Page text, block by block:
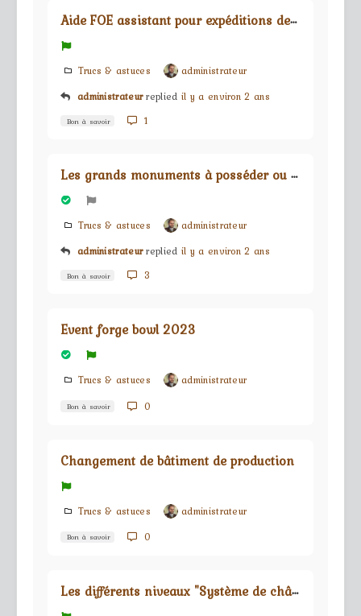
A
ide FOE assistant pour expéditions de guilde
Trucs & astuces
administrateur
administrateur replied il y a environ 2 ans
Bon à savoir 1
L
es grands monuments à posséder ou à fuir !
Trucs & astuces
administrateur
administrateur replied il y a environ 2 ans
Bon à savoir 3
Event forge bowl 2023
Trucs & astuces administrateur
Bon à savoir 0
Changement de bâtiment de production
Trucs & astuces administrateur
Bon à savoir 0
L
es différents niveaux "Système de château"